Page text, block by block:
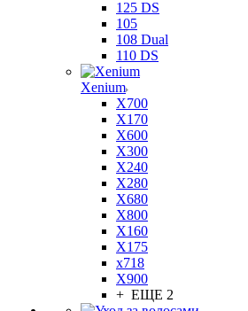
125 DS
105
108 Dual
110 DS
Xenium
X700
X170
X600
X300
X240
X280
X680
X800
X160
X175
x718
X900
+ ЕЩЕ 2